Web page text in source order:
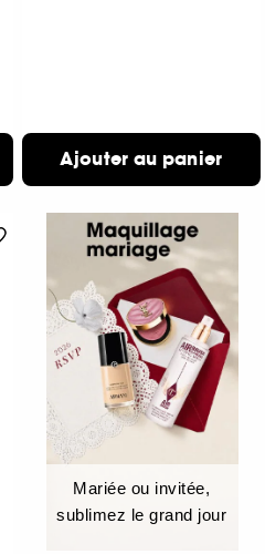
Ajouter au panier
Mariée ou invitée,
sublimez le grand jour